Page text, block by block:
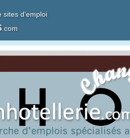
sites d'emploi
.com